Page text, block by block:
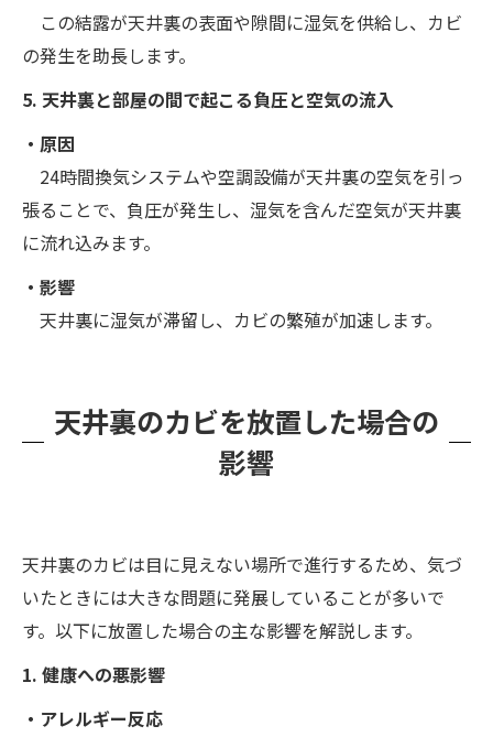
この結露が天井裏の表面や隙間に湿気を供給し、カビ
の発生を助長します。
5. 天井裏と部屋の間で起こる負圧と空気の流入
・原因
24時間換気システムや空調設備が天井裏の空気を引っ
張ることで、負圧が発生し、湿気を含んだ空気が天井裏
に流れ込みます。
・影響
天井裏に湿気が滞留し、カビの繁殖が加速します。
天井裏のカビを放置した場合の
影響
天井裏のカビは目に見えない場所で進行するため、気づ
いたときには大きな問題に発展していることが多いで
す。以下に放置した場合の主な影響を解説します。
1. 健康への悪影響
・アレルギー反応